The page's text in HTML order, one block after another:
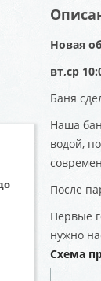
Новая
вт,ср
Баня
Наша
водой,
После
Первые
нужно
Схема